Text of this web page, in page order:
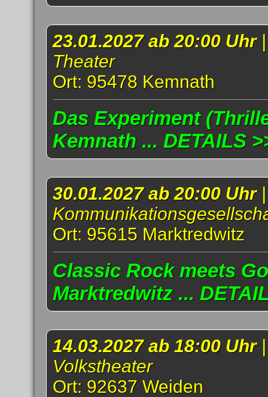
23.01.2027 ab 20:00 Uhr
Theater
Ort: 95478 Kemnath
Das Experiment
Kemnath ... DETAILS
30.01.2027 ab 20:00 Uhr
Ort: 95615 Marktredwitz
Classic Rock meets
Marktredwitz ...
14.03.2027 ab 18:00 Uhr
Volkstheater
Ort: 92637 Weiden